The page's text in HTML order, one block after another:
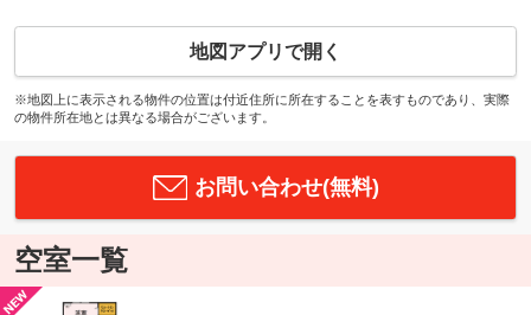
地図アプリで開く
※地図上に表示される物件の位置は付近住所に所在することを表すものであり、実際
の物件所在地とは異なる場合がございます。
お問い合わせ(無料)
空室一覧